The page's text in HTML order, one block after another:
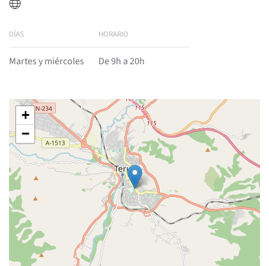
DÍAS HORARIO
Martes y miércoles De 9h a 20h
+
−